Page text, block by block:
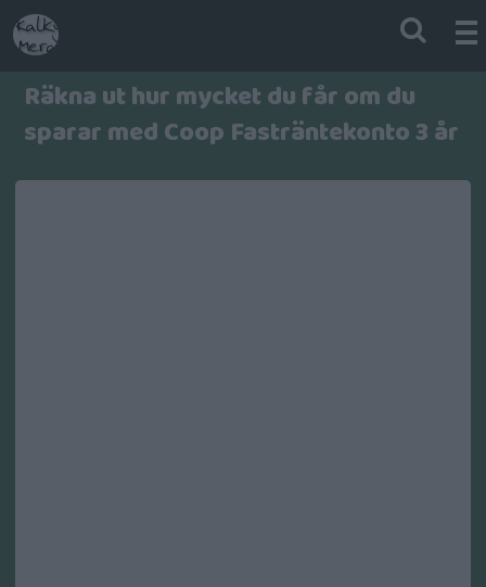
Räkna ut hur mycket du får om du
sparar med Coop Fasträntekonto 3 år